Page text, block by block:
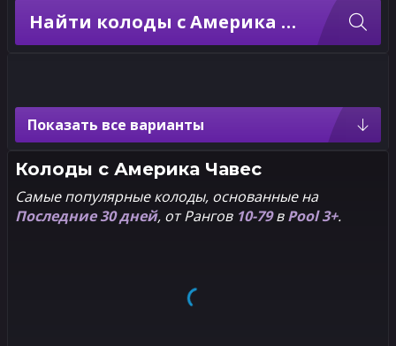
Найти колоды с Америка Чавес
1
2
Pixel 1
2
Jamie
Показать все варианты
Колоды с Америка Чавес
Самые популярные колоды, основанные на
Последние 30 дней, от Рангов 10-79вPool 3+.